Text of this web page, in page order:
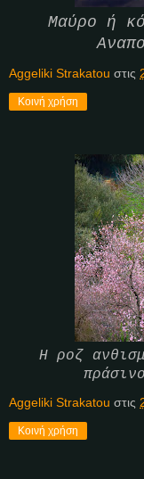
Μαύρο ή
Aggeliki Strakatou στις
Κοινή χρήση
Η ροζ
Aggeliki Strakatou στις
Κοινή χρήση